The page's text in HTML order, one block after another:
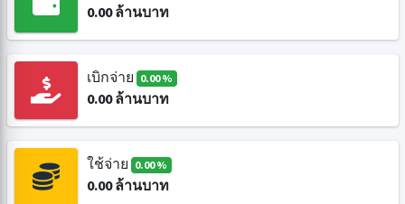
0.00ล้านบาท
เบิกจ่าย 0.00 %
0.00ล้านบาท
ใช้จ่าย 0.00 %
0.00ล้านบาท